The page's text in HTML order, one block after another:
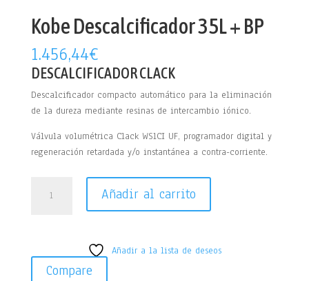
Kobe Descalcificador 35L + BP
1.456,44€
DESCALCIFICADOR CLACK
Descalcificador compacto automático para la eliminación
de la dureza mediante resinas de intercambio iónico.
Válvula volumétrica Clack WS1CI UF, programador digital y
regeneración retardada y/o instantánea a contra-corriente.
Descalcificador
cantidad
Añadir al carrito
Añadir a la lista de deseos
Compare